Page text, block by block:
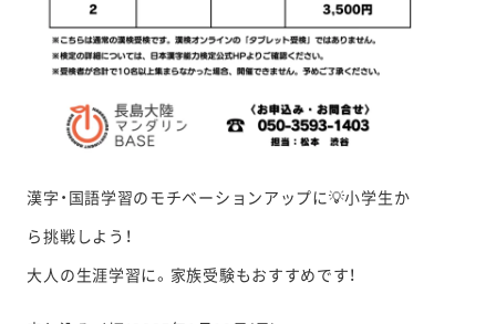
漢字・国語学習のモチベーションアップに💡小学生か
ら挑戦しよう！
大人の生涯学習に。家族受験もおすすめです！